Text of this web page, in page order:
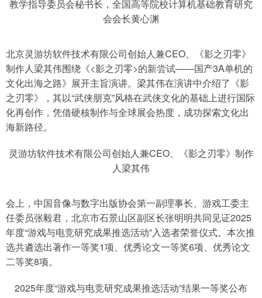
教学指导委员会秘书长，全国高等院校计算机基础教育研究
会会长黄心渊
北京灵游坊软件技术有限公司创始人兼CEO、《影之刃零》
制作人梁其伟围绕《<影之刃零>的新尝试——国产3A单机的
文化出海之路》展开主旨演讲。梁其伟在演讲中介绍了《影
之刃零》，其以“武侠朋克”风格在武侠文化的基础上进行国际
化再创作，凭借硬核制作与全球展会热度，成功探索文化出
海新路径。
灵游坊软件技术有限公司创始人兼CEO、《影之刃零》制作
人梁其伟
会上，中国音像与数字出版协会第一副理事长、游戏工委主
任委员张毅君，北京市石景山区副区长张明明共同见证2025
年度“游戏与电竞研究成果推选活动”入选者荣誉仪式。本次推
选共遴选出著作一等奖1项、优秀论文一等奖6项、优秀论文
二等奖8项。
2025年度“游戏与电竞研究成果推选活动”结果一等奖公布